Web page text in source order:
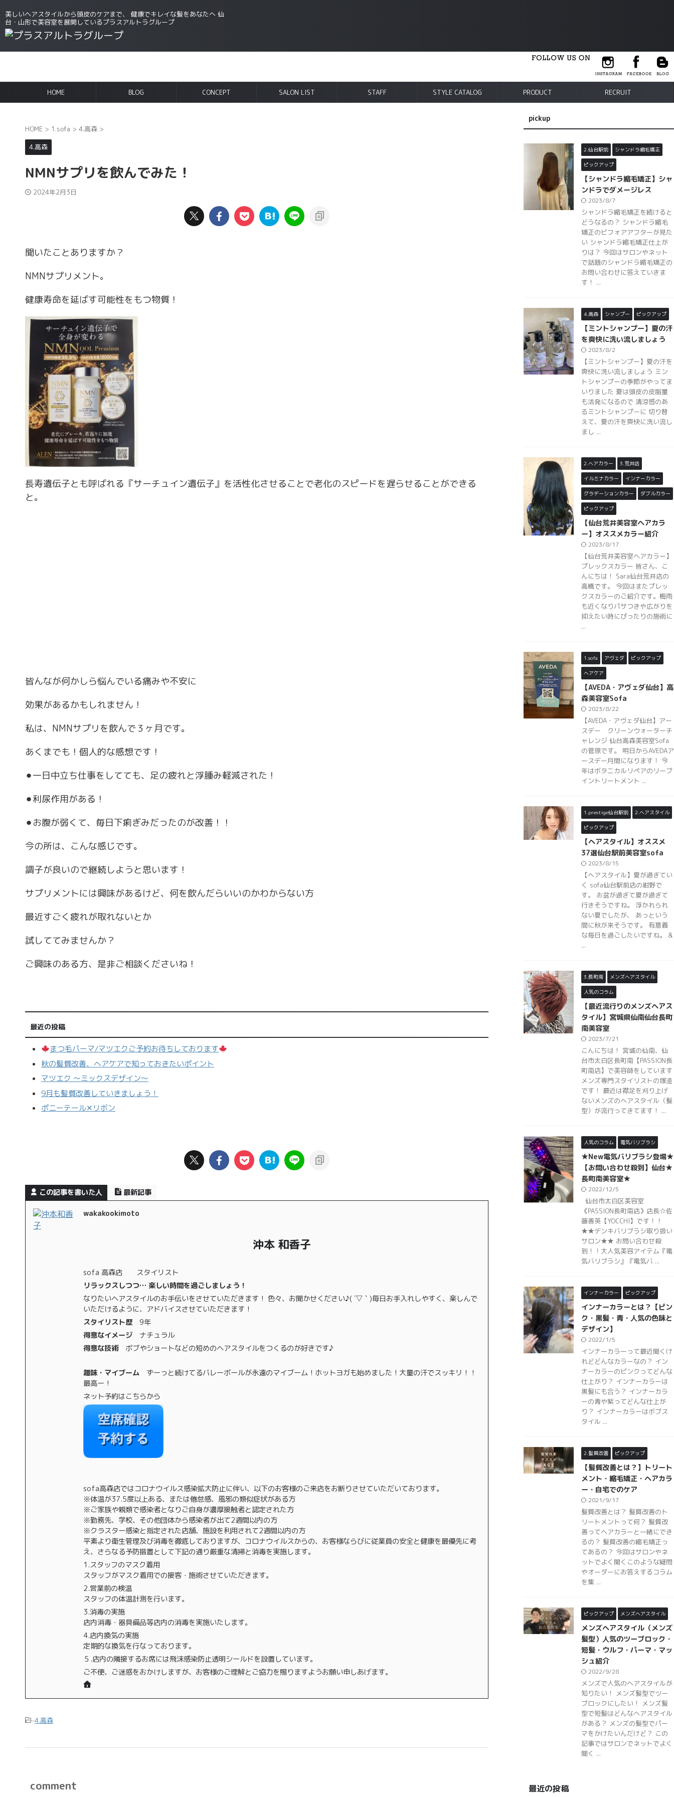
美しいヘアスタイルから頭皮のケアまで、 健康でキレイな髪をあなたへ 仙
台・山形で美容室を展開しているプラスアルトラグループ
HOME BLOG CONCEPT SALON LIST STAFF STYLE CATALOG PRODUCT RECRUIT
HOME > 1.sofa > 4.高森 >
4.高森
NMNサプリを飲んでみた！
2024年2月3日
聞いたことありますか？
NMNサプリメント。
健康寿命を延ばす可能性をもつ物質！
長寿遺伝子とも呼ばれる『サーチュイン遺伝子』を活性化させることで老化のスピードを遅らせることができる
と。
皆んなが何かしら悩んでいる痛みや不安に
効果があるかもしれません！
私は、NMNサプリを飲んで３ヶ月です。
あくまでも！個人的な感想です！
⚫︎一日中立ち仕事をしてても、足の疲れと浮腫み軽減された！
⚫︎利尿作用がある！
⚫︎お腹が弱くて、毎日下痢ぎみだったのが改善！！
今の所は、こんな感じです。
調子が良いので継続しようと思います！
サプリメントには興味があるけど、何を飲んだらいいのかわからない方
最近すごく疲れが取れないとか
試しててみませんか？
ご興味のある方、是非ご相談くださいね！
最近の投稿
まつ毛パーマ/マツエクご予約お待ちしております
秋の髪質改善、ヘアケアで知っておきたいポイント
マツエク 〜ミックスデザイン〜
9月も髪質改善していきましょう！
ポニーテール‪✕‬リボン
この記事を書いた人 最新記事
wakakookimoto
沖本 和香子
sofa 高森店 スタイリスト
リラックスしつつ… 楽しい時間を過ごしましょう！
なりたいヘアスタイルのお手伝いをさせていただきます！ 色々、お聞かせください♪( ´▽｀)毎日お手入れしやすく、楽しんで
いただけるように、アドバイスさせていただきます！
スタイリスト歴9年
得意なイメージ ナチュラル
得意な技術ボブやショートなどの短めのヘアスタイルをつくるのが好きです♪
趣味・マイブーム ずーっと続けてるバレーボールが永遠のマイブーム！ホットヨガも始めました！大量の汗でスッキリ！！
最高ー！
ネット予約はこちらから
sofa高森店ではコロナウイルス感染拡大防止に伴い、以下のお客様のご来店をお断りさせていただいております。
※体温が37.5度以上ある、または倦怠感、風邪の類似症状がある方
※ご家族や親類で感染者となりご自身が濃厚接触者と認定された方
※勤務先、学校、その他団体から感染者が出て2週間以内の方
※クラスター感染と指定された店舗、施設を利用されて2週間以内の方
平素より衛生管理及び消毒を徹底しておりますが、コロナウイルスからの、お客様ならびに従業員の安全と健康を最優先に考
え、さらなる予防措置として下記の通り厳重な清掃と消毒を実施します。
1.スタッフのマスク着用
スタッフがマスク着用での接客・施術させていただきます。
2.営業前の検温
スタッフの体温計測を行います。
3.消毒の実施
店内消毒・器具備品等店内の消毒を実施いたします。
4.店内換気の実施
定期的な換気を行なっております。
５.店内の隣接するお席には飛沫感染防止透明シールドを設置しています。
ご不便、ご迷惑をおかけしますが、お客様のご理解とご協力を賜りますようお願い申しあげます。
-4.高森
comment
pickup
2.仙台駅前 シャンドラ縮毛矯正
ピックアップ
【シャンドラ縮毛矯正】シャ
ンドラでダメージレス
2023/8/7
シャンドラ縮毛矯正を続けると
どうなるの？ シャンドラ縮毛
矯正のビフォアアフターが見た
い シャンドラ縮毛矯正仕上が
りは？ 今回はサロンやネット
で話題のシャンドラ縮毛矯正の
お問い合わせに答えていきま
す！ ...
4.高森 シャンプー ピックアップ
【ミントシャンプー】夏の汗
を爽快に洗い流しましょう
2023/8/2
【ミントシャンプー】夏の汗を
爽快に洗い流しましょう ミン
トシャンプーの季節がやってま
いりました 夏は頭皮の皮脂量
も活発になるので 清涼感のあ
るミントシャンプーに 切り替
えて、夏の汗を爽快に洗い流し
まし ...
2.ヘアカラー 3.荒井店
イルミナカラー インナーカラー
グラデーションカラー ダブルカラー
ピックアップ
【仙台荒井美容室ヘアカラ
ー】オススメカラー紹介
2023/8/17
【仙台荒井美容室ヘアカラー】
プレックスカラー 皆さん、こ
んにちは！ Sara仙台荒井店の
高橋です。 今回はまたプレッ
クスカラーのご紹介です。梅雨
も近くなりパサつきや広がりを
抑えたい時にぴったりの施術に
...
1.sofa アヴェダ ピックアップ
ヘアケア
【AVEDA・アヴェダ仙台】高
森美容室Sofa
2023/8/22
【AVEDA・アヴェダ仙台】アー
スデー クリーンウォーターチ
ャレンジ 仙台高森美容室Sofa
の菅原です。 明日からAVEDAア
ースデー月間になります！ 今
年はボタニカルリペアのリーブ
イントリートメント ...
1.prestige仙台駅前 2.ヘアスタイル
ピックアップ
【ヘアスタイル】オススメ
37選仙台駅前美容室sofa
2023/8/15
【ヘアスタイル】夏が過ぎてい
く sofa仙台駅前店の紺野で
す。 お盆が過ぎて夏が過ぎて
行きそうですね。 浮かれられ
ない夏でしたが、 あっという
間に秋が来そうです。 有意義
な毎日を過ごしたいですね。 &
...
3.長町南 メンズヘアスタイル
人気のコラム
【最近流行りのメンズヘアス
タイル】宮城県仙南仙台長町
南美容室
2023/7/21
こんにちは！ 宮城の仙南、仙
台市太白区長町南【PASSION長
町南店】で美容師をしています
メンズ専門スタイリストの塚邉
です！ 最近は襟足を刈り上げ
ないメンズのヘアスタイル（髪
型）が流行ってきてます！ ...
人気のコラム 電気バリブラシ
★New電気バリブラシ登場★
【お問い合わせ殺到】仙台★
長町南美容室★
2022/12/5
仙台市太白区美容室
《PASSION長町南店》店長☆佐
藤善英【YOCCHI】です！！
★★デンキバリブラシ取り扱い
サロン★★ お問い合わせ殺
到！！大人気美容アイテム『電
気バリブラシ』『電気バ ...
インナーカラー ピックアップ
インナーカラーとは？【ピン
ク・黒髪・青・人気の色味と
デザイン】
2022/1/5
インナーカラーって最近聞くけ
れどどんなカラーなの？ イン
ナーカラーのピンクってどんな
仕上がり？ インナーカラーは
黒髪にも合う？ インナーカラ
ーの青や紫ってどんな仕上が
り？ インナーカラーはボブス
タイル ...
2.髪質改善 ピックアップ
【髪質改善とは？】トリート
メント・縮毛矯正・ヘアカラ
ー・自宅でのケア
2021/9/17
髪質改善とは？ 髪質改善のト
リートメントって何？ 髪質改
善ってヘアカラーと一緒にでき
るの？ 髪質改善の縮毛矯正っ
てあるの？ 今回はサロンやネ
ットでよく聞くこのような疑問
やオーダーにお答えするコラム
を集 ...
ピックアップ メンズヘアスタイル
メンズヘアスタイル（メンズ
髪型）人気のツーブロック・
短髪・ウルフ・パーマ・マッ
シュ紹介
2022/9/28
メンズで人気のヘアスタイルが
知りたい！ メンズ髪型でツー
ブロックにしたい！ メンズ髪
型で短髪はどんなヘアスタイル
がある？ メンズの髪型でパー
マをかけたいんだけど？ この
記事ではサロンでネットでよく
聞く ...
最近の投稿